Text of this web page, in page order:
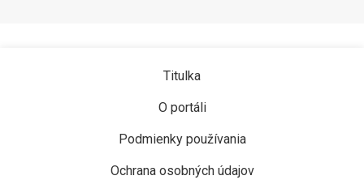
Titulka
O portáli
Podmienky používania
Ochrana osobných údajov